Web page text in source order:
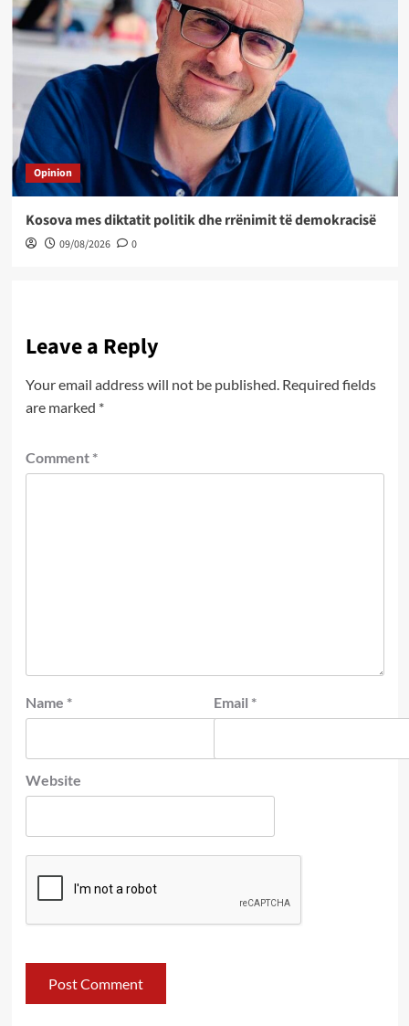
Opinion
Kosova mes diktatit politik dhe rrënimit të demokracisë
09/08/2026 0
Leave a Reply
Your email address will not be published. Required fields
are marked *
Comment *
Name * Email *
Website